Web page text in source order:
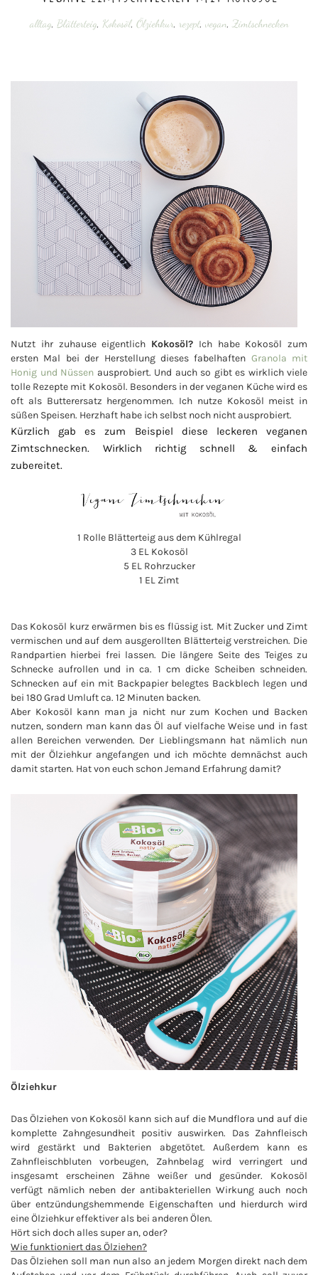
alltag, Blätterteig, Kokosöl, Ölziehkur, rezept, vegan, Zimtschnecken
Nutzt ihr zuhause eigentlich Kokosöl? Ich habe Kokosöl zum
ersten Mal bei der Herstellung dieses fabelhaften Granola mit
Honig und Nüssen ausprobiert. Und auch so gibt es wirklich viele
tolle Rezepte mit Kokosöl. Besonders in der veganen Küche wird es
oft als Butterersatz hergenommen. Ich nutze Kokosöl meist in
süßen Speisen. Herzhaft habe ich selbst noch nicht ausprobiert.
Kürzlich gab es zum Beispiel diese leckeren veganen
Zimtschnecken. Wirklich richtig schnell & einfach
zubereitet.
1 Rolle Blätterteig aus dem Kühlregal
3 EL Kokosöl
5 EL Rohrzucker
1 EL Zimt
Das Kokosöl kurz erwärmen bis es flüssig ist. Mit Zucker und Zimt
vermischen und auf dem ausgerollten Blätterteig verstreichen. Die
Randpartien hierbei frei lassen. Die längere Seite des Teiges zu
Schnecke aufrollen und in ca. 1 cm dicke Scheiben schneiden.
Schnecken auf ein mit Backpapier belegtes Backblech legen und
bei 180 Grad Umluft ca. 12 Minuten backen.
Aber Kokosöl kann man ja nicht nur zum Kochen und Backen
nutzen, sondern man kann das Öl auf vielfache Weise und in fast
allen Bereichen verwenden. Der Lieblingsmann hat nämlich nun
mit der Ölziehkur angefangen und ich möchte demnächst auch
damit starten. Hat von euch schon Jemand Erfahrung damit?
Ölziehkur
Das Ölziehen von Kokosöl kann sich auf die Mundflora und auf die
komplette Zahngesundheit positiv auswirken. Das Zahnfleisch
wird gestärkt und Bakterien abgetötet. Außerdem kann es
Zahnfleischbluten vorbeugen, Zahnbelag wird verringert und
insgesamt erscheinen Zähne weißer und gesünder. Kokosöl
verfügt nämlich neben der antibakteriellen Wirkung auch noch
über entzündungshemmende Eigenschaften und hierdurch wird
eine Ölziehkur effektiver als bei anderen Ölen.
Hört sich doch alles super an, oder?
Wie funktioniert das Ölziehen?
Das Ölziehen soll man nun also an jedem Morgen direkt nach dem